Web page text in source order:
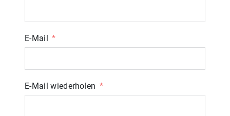
E-Mail
E-Mail wiederholen